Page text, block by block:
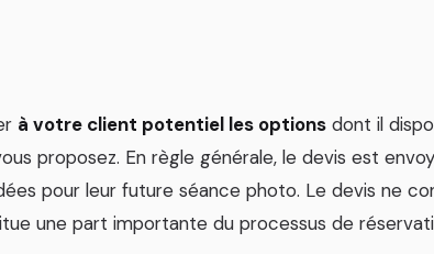
à votre client potentiel les options dont il
proposez. En règle générale, le devis est
pour leur future séance photo. Le devis ne
une part importante du processus de